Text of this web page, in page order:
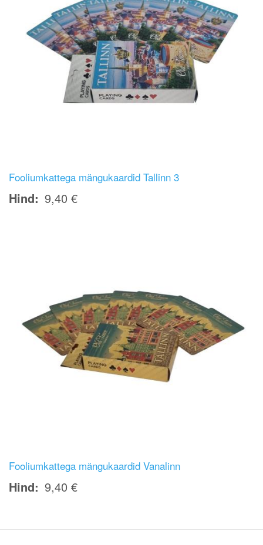
Fooliumkattega mängukaardid Tallinn 3
Hind 9,40 €
Fooliumkattega mängukaardid Vanalinn
Hind 9,40 €